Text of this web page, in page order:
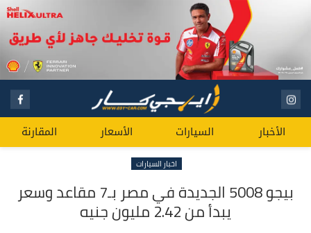
الأخبار السيارات الأسعار المقارنة
اخبار السيارات
بيجو 5008 الجديدة في مصر بـ7 مقاعد وسعر
يبدأ من 2.42 مليون جنيه